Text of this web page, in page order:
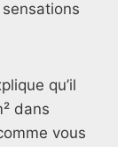
qu’il
dans
vous